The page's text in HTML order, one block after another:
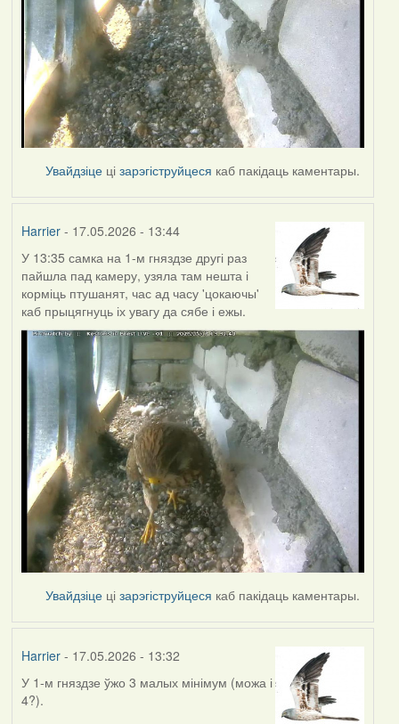
Увайдзіце цізарэгіструйцеся каб пакідаць каментары.
Harrier- 17.05.2026 - 13:44
У 13:35 самка на 1-м гняздзе другі раз
пайшла пад камеру, узяла там нешта і
корміць птушанят, час ад часу 'цокаючы'
каб прыцягнуць іх увагу да сябе і ежы.
Увайдзіце цізарэгіструйцеся каб пакідаць каментары.
Harrier- 17.05.2026 - 13:32
У 1-м гняздзе ўжо 3 малых мінімум (можа і
4?).